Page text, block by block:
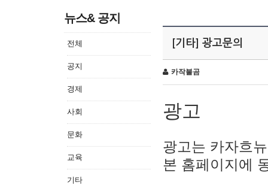
뉴스& 공지
전체
공지
경제
사회
문화
교육
기타
[기타] 광고문의
카작불곰
광고
광고는 카자흐
본 홈페이지에